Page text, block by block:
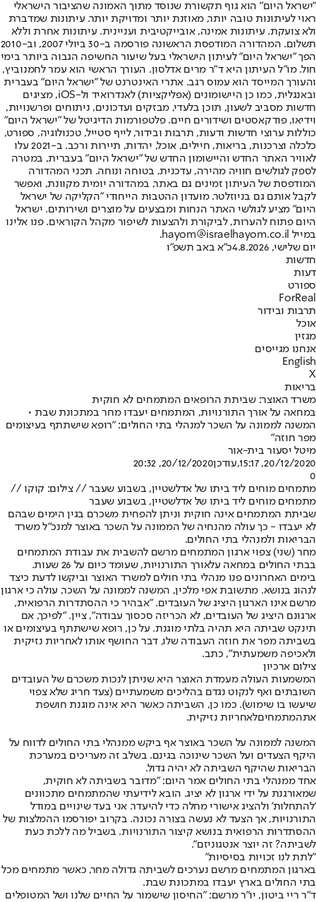
"ישראל היום" הוא גוף תקשורת שנוסד מתוך האמונה שהציבור הישראלי
ראוי לעיתונות טובה יותר, מאוזנת יותר ומדויקת יותר. עיתונות שמדברת
ולא צועקת. עיתונות אמינה, אובייקטיבית ועניינית. עיתונות אחרת וללא
תשלום. המהדורה המודפסת הראשונה פורסמה ב-30 ביולי 2007, וב-2010
הפך "ישראל היום" לעיתון הישראלי בעל שיעור החשיפה הגבוה ביותר בימי
חול. מו"ל העיתון היא ד"ר מרים אדלסון. העורך הראשי הוא עמר לחמנוביץ,
והעורך המייסד הוא עמוס רגב. אתרי האינטרנט של "ישראל היום" בעברית
ובאנגלית, כמו כן היישומונים (אפליקציות) לאנדרואיד ול-iOS, מציגים
חדשות מסביב לשעון, תוכן בלעדי, מבזקים ועדכונים, ניתוחים ופרשנויות,
וידיאו, פודקאסטים ושידורים חיים. פלטפורמות הדיגיטל של "ישראל היום"
כוללות ערוצי חדשות ודעות, תרבות ובידור, לייף סטייל, טכנולוגיה, ספורט,
כלכלה וצרכנות, בריאות, חיילים, אוכל, יהדות, תיירות ורכב. ב-2021 עלו
לאוויר האתר החדש והיישומון החדש של "ישראל היום" בעברית, במטרה
לספק לגולשים חוויה מהירה, עדכנית, בטוחה ונוחה. תכני המהדורה
המודפסת של העיתון זמינים גם באתר, במהדורה יומית מקוונת, ואפשר
לקבל אותם גם בניוזלטר. מועדון ההטבות הייחודי "הקליקה של ישראל
היום" מציע לגולשי האתר הנחות ומבצעים על מוצרים ושירותים. ישראל
היום פתוח להערות, לביקורת ולהצעות לשיפור מקהל הקוראים. פנו אלינו
במייל hayom@israelhayom.co.il.
יום שלישי, 4.8.2026
כ"א באב תשפ"ו
חדשות
דעות
ספורט
ForReal
תרבות ובידור
אוכל
מגזין
אנחנו מגייסים
English
X
בריאות
משרד האוצר: שביתת הרופאים המתמחים לא חוקית
במחאה על אורך התורנויות, המתמחים יעבדו מחר במתכונת שבת •
המשנה לממונה על השכר למנהלי בתי החולים: "רופא שישתתף בעיצומים
מפר חוזה"
מיטל יסעור בית-אור
20/12/2020, 15:17
,עודכן20/12/2020, 20:32
0
מתמחים מוחים ליד ביתו של אדלשטיין, בשבוע שעבר // צילום: קוקו //
מתמחים מוחים ליד ביתו של אדלשטיין, בשבוע שעבר
שביתת המתמחים אינה חוקית וניתן להפחית משכרם בגין הימים שבהם
לא יעבדו - כך עולה מהנחיה של הממונה על השכר באוצר למנכ"ל משרד
הבריאות ולמנהלי בתי החולים.
מחר (שני) צפוי ארגון המתמחים מרשם להשבית את עבודת המתמחים
בבתי החולים במחאה עלאורך התורנויות, שעומד כיום על 26 שעות.
בימים האחרונים פנו מנהלי בתי חולים למשרד האוצר וביקשו לדעת כיצד
לנהוג בנושא. מתשובת אפי מלכין, המשנה לממונה על השכר, עולה כי ארגון
מרשם אינו הארגון היציג של העובדים. "אבהיר כי ההסתדרות הרפואית,
ארגונם היציג של העובדים, לא הכריזה סכסוך עבודה", ציין. "לפיכך, אם
תינקט שביתה היא תהיה בלתי מוגנת. על כן, רופא שישתתף בעיצומים או
בשביתה מפר את חוזה העבודה שלו, דבר החושף אותו לאחריות נזיקית
ולאכיפה משמעתית", כתב.
צילום ארכיון
המשמעות העולה מעמדת האוצר היא שניתן לנכות משכרם של העובדים
השובתים ואף לנקוט נגדם בהליכים משמעתיים (צעד חריג שלא צפוי
שיעשו בו שימוש). כמו כן, השביתה כאשר היא אינה מוגנת חושפת
אתהמתמחיםלאחריות נזיקית.
המשנה לממונה על השכר באוצר אף ביקש ממנהלי בתי החולים לדווח על
היקף הצעדים ועל השכר שינוכה בגינם. בשלב זה מעריכים במערכת
הבריאות שהיקף השביתה לא יהיה גדול.
אחד ממנהלי בתי החולים אמר היום: "מדובר בשביתה לא חוקית,
שמאורגנת על ידי ארגון לא יציג. הובא לידיעתי שהמתמחים מתכוונים
'להתחלות' ולהציג אישורי מחלה כדי להיעדר. אני בעד שינויים במודל
התורנויות, אך הצעד לא נעשה בצורה נכונה. בקרוב יפורסמו ההמלצות של
ההסתדרות הרפואית בנושא קיצור התורנויות. בשביל מה ללכת כעת
לשביתה? זה יוצר אנטגוניזם".
"לתת לנו זכויות בסיסיות"
בארגון המתמחים מרשם נערכים לשביתה גדולה מחר, כאשר מתמחים מכל
בתי החולים בארץ יעבדו במתכונת שבת.
ד"ר ריי ביטון, יו"ר מרשם: "החיסון שישמור על החיים שלנו ושל המטופלים